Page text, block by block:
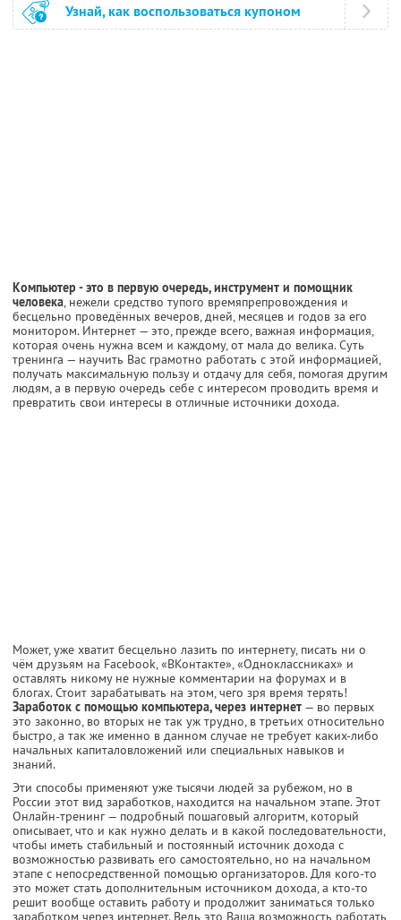
Узнай, как воспользоваться купоном
Компьютер - это в первую очередь, инструмент и помощник
человека, нежели средство тупого времяпрепровождения и
бесцельно проведённых вечеров, дней, месяцев и годов за его
монитором. Интернет — это, прежде всего, важная информация,
которая очень нужна всем и каждому, от мала до велика. Суть
тренинга — научить Вас грамотно работать с этой информацией,
получать максимальную пользу и отдачу для себя, помогая другим
людям, а в первую очередь себе с интересом проводить время и
превратить свои интересы в отличные источники дохода.
Может, уже хватит бесцельно лазить по интернету, писать ни о
чём друзьям на Facebook, «ВКонтакте», «Одноклассниках» и
оставлять никому не нужные комментарии на форумах и в
блогах. Стоит зарабатывать на этом, чего зря время терять!
Заработок с помощью компьютера, через интернет — во первых
это законно, во вторых не так уж трудно, в третьих относительно
быстро, а так же именно в данном случае не требует каких-либо
начальных капиталовложений или специальных навыков и
знаний.
Эти способы применяют уже тысячи людей за рубежом, но в
России этот вид заработков, находится на начальном этапе. Этот
Онлайн-тренинг — подробный пошаговый алгоритм, который
описывает, что и как нужно делать и в какой последовательности,
чтобы иметь стабильный и постоянный источник дохода с
возможностью развивать его самостоятельно, но на начальном
этапе с непосредственной помощью организаторов. Для кого-то
это может стать дополнительным источником дохода, а кто-то
решит вообще оставить работу и продолжит заниматься только
заработком через интернет. Ведь это Ваша возможность работать